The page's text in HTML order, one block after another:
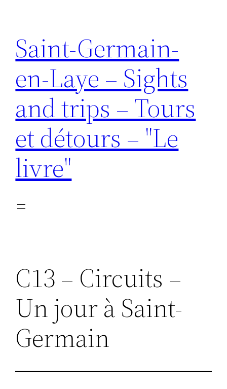
contenu
Saint-Germain-
en-Laye – Sights
and trips – Tours
et détours – "Le
livre"
C13 – Circuits –
Un jour à Saint-
Germain